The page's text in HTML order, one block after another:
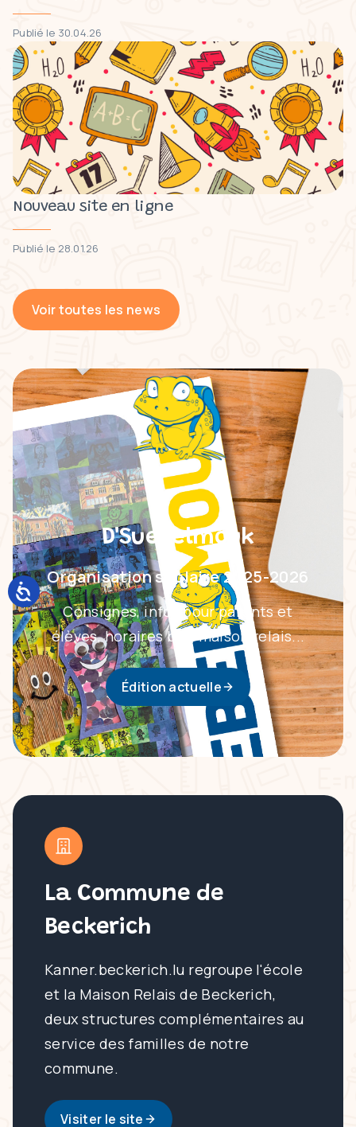
Publié le 30.04.26
Nouveau site en ligne
Publié le 28.01.26
Voir toutes les news
D'Suebelmouk
Organisation scolaire 2025-2026
Consignes, infos pour parents et
élèves, horaires bus, maison relais...
Édition actuelle
La Commune de
Beckerich
Kanner.beckerich.lu regroupe l'école
et la Maison Relais de Beckerich,
deux structures complémentaires au
service des familles de notre
commune.
Visiter le site